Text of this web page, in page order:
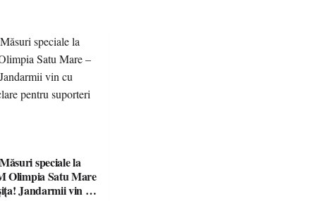
speciale la
Olimpia Satu Mare
Jandarmii vin cu